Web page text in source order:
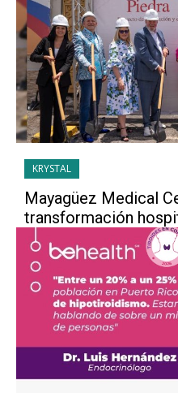
KRYSTAL
Mayagüez Medical
transformación